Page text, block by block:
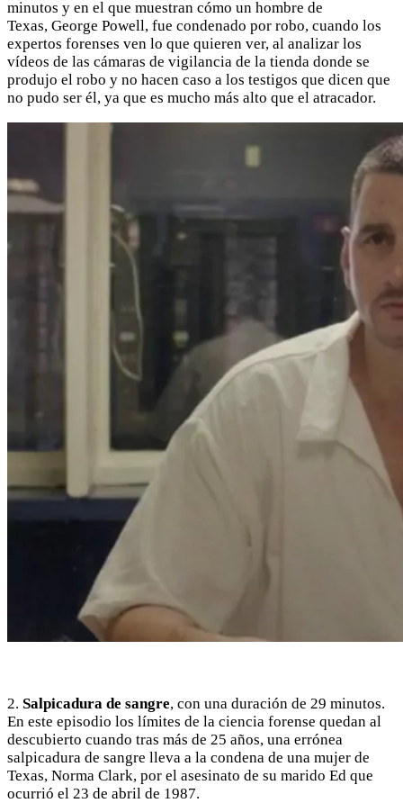
minutos y en el que muestran cómo un hombre de
Texas, George Powell, fue condenado por robo, cuando los
expertos forenses ven lo que quieren ver, al analizar los
vídeos de las cámaras de vigilancia de la tienda donde se
produjo el robo y no hacen caso a los testigos que dicen que
no pudo ser él, ya que es mucho más alto que el atracador.
2. Salpicadura de sangre, con una duración de 29 minutos.
En este episodio los límites de la ciencia forense quedan al
descubierto cuando tras más de 25 años, una errónea
salpicadura de sangre lleva a la condena de una mujer de
Texas, Norma Clark, por el asesinato de su marido Ed que
ocurrió el 23 de abril de 1987.